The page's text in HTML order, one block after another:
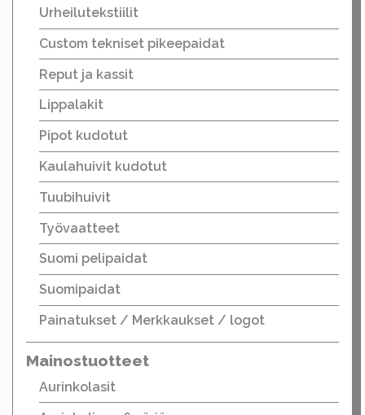
Urheilutekstiilit
Custom tekniset pikeepaidat
Reput ja kassit
Lippalakit
Pipot kudotut
Kaulahuivit kudotut
Tuubihuivit
Työvaatteet
Suomi pelipaidat
Suomipaidat
Painatukset / Merkkaukset / logot
Mainostuotteet
Aurinkolasit